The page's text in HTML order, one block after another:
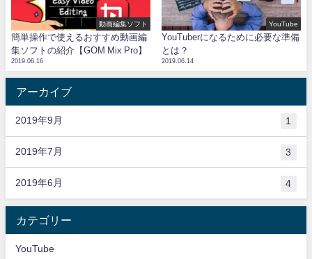
動画編集ソフト
簡単操作で使えるおすすめ動画編
集ソフトの紹介【GOM Mix Pro】
2019.06.16
YouTube
YouTuberになるために必要な準備
とは？
2019.06.14
アーカイブ
2019年9月 1
2019年7月 3
2019年6月 4
カテゴリー
YouTube